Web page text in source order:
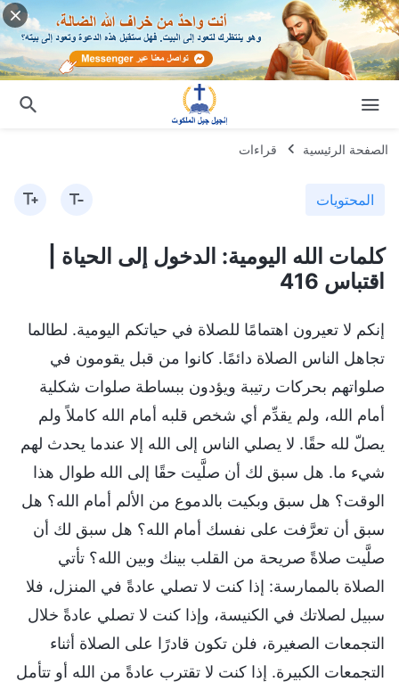
الصفحة الرئيسية قراءات
المحتويات
كلمات الله اليومية: الدخول إلى الحياة |
اقتباس 416
إنكم لا تعيرون اهتمامًا للصلاة في حياتكم اليومية. لطالما
تجاهل الناس الصلاة دائمًا. كانوا من قبل يقومون في
صلواتهم بحركات رتيبة ويؤدون ببساطة صلوات شكلية
أمام الله، ولم يقدِّم أي شخص قلبه أمام الله كاملاً ولم
يصلّ لله حقًا. لا يصلي الناس إلى الله إلا عندما يحدث لهم
شيء ما. هل سبق لك أن صلَّيت حقًا إلى الله طوال هذا
الوقت؟ هل سبق وبكيت بالدموع من الألم أمام الله؟ هل
سبق أن تعرَّفت على نفسك أمام الله؟ هل سبق لك أن
صلَّيت صلاةً صريحة من القلب بينك وبين الله؟ تأتي
الصلاة بالممارسة: إذا كنت لا تصلي عادةً في المنزل، فلا
سبيل لصلاتك في الكنيسة، وإذا كنت لا تصلي عادةً خلال
التجمعات الصغيرة، فلن تكون قادرًا على الصلاة أثناء
التجمعات الكبيرة. إذا كنت لا تقترب عادةً من الله أو تتأمل